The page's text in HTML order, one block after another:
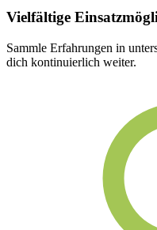
Vielfältige
Sammle Erfahrungen in
dich kontinuierlich weiter.